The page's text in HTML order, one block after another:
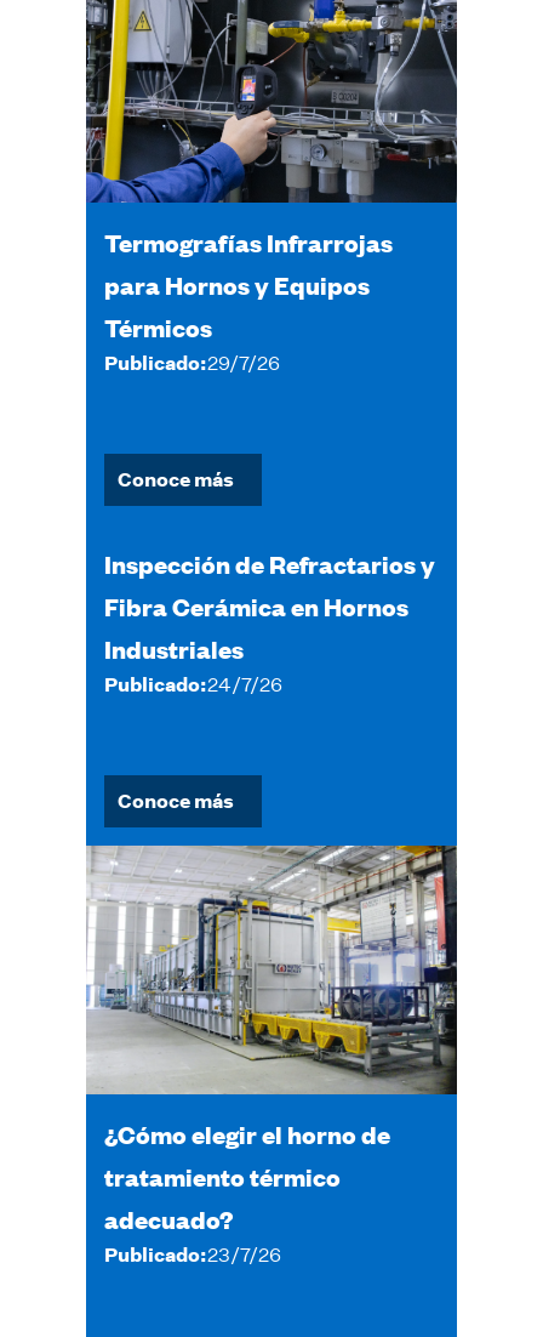
Termografías Infrarrojas
para Hornos y Equipos
Térmicos
Publicado:29/7/26
Conoce más
Inspección de Refractarios y
Fibra Cerámica en Hornos
Industriales
Publicado:24/7/26
Conoce más
¿Cómo elegir el horno de
tratamiento térmico
adecuado?
Publicado:23/7/26